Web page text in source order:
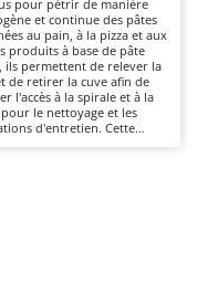
à bûches
pour pétrir de manière
et continue des pâtes
au pain, à la pizza et aux
produits à base de pâte
ils permettent de relever la
de retirer la cuve afin de
l'accès à la spirale et à la
le nettoyage et les
d'entretien. Cette